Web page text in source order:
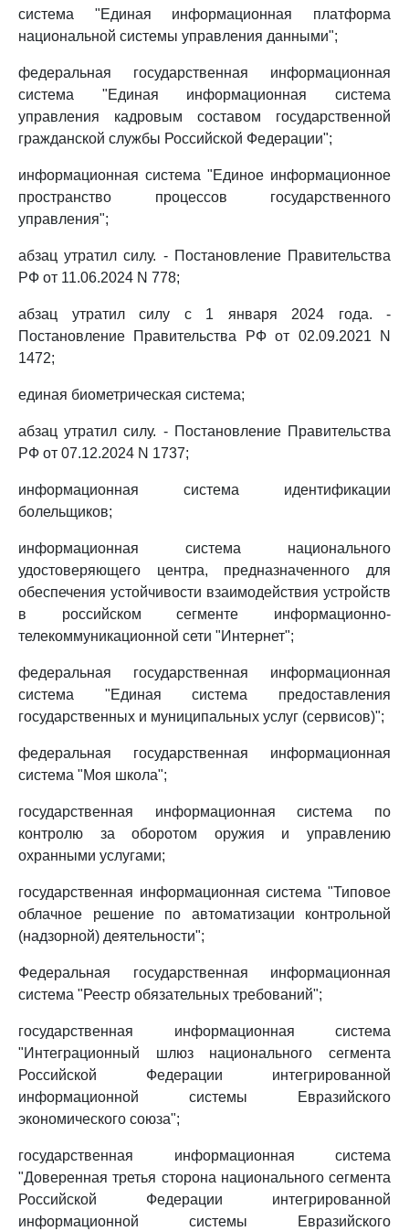
система "Единая информационная платформа
национальной системы управления данными";
федеральная государственная информационная
система "Единая информационная система
управления кадровым составом государственной
гражданской службы Российской Федерации";
информационная система "Единое информационное
пространство процессов государственного
управления";
абзац утратил силу. - Постановление Правительства
РФ от 11.06.2024 N 778;
абзац утратил силу с 1 января 2024 года. -
Постановление Правительства РФ от 02.09.2021 N
1472;
единая биометрическая система;
абзац утратил силу. - Постановление Правительства
РФ от 07.12.2024 N 1737;
информационная система идентификации
болельщиков;
информационная система национального
удостоверяющего центра, предназначенного для
обеспечения устойчивости взаимодействия устройств
в российском сегменте информационно-
телекоммуникационной сети "Интернет";
федеральная государственная информационная
система "Единая система предоставления
государственных и муниципальных услуг (сервисов)";
федеральная государственная информационная
система "Моя школа";
государственная информационная система по
контролю за оборотом оружия и управлению
охранными услугами;
государственная информационная система "Типовое
облачное решение по автоматизации контрольной
(надзорной) деятельности";
Федеральная государственная информационная
система "Реестр обязательных требований";
государственная информационная система
"Интеграционный шлюз национального сегмента
Российской Федерации интегрированной
информационной системы Евразийского
экономического союза";
государственная информационная система
"Доверенная третья сторона национального сегмента
Российской Федерации интегрированной
информационной системы Евразийского